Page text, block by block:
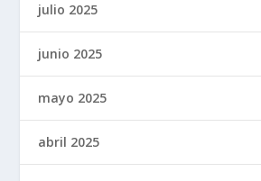
julio 2025
junio 2025
mayo 2025
abril 2025